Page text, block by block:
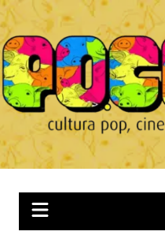
Ir
para
o
conteúdo